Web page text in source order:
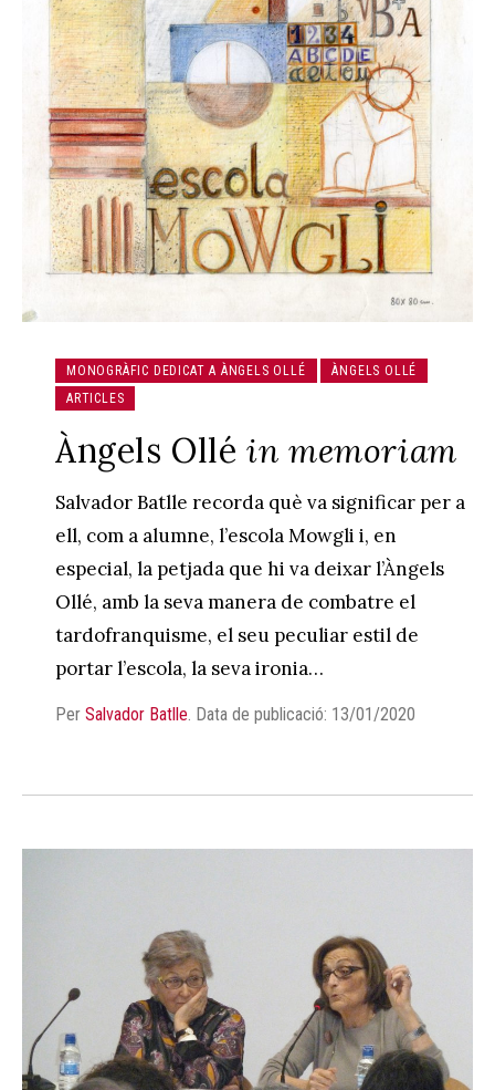
MONOGRÀFIC DEDICAT A ÀNGELS OLLÉ
ÀNGELS OLLÉ
ARTICLES
Àngels Olléin memoriam
Salvador Batlle recorda què va significar per a
ell, com a alumne, l’escola Mowgli i, en
especial, la petjada que hi va deixar l’Àngels
Ollé, amb la seva manera de combatre el
tardofranquisme, el seu peculiar estil de
portar l’escola, la seva ironia…
Per Salvador Batlle. Data de publicació: 13/01/2020